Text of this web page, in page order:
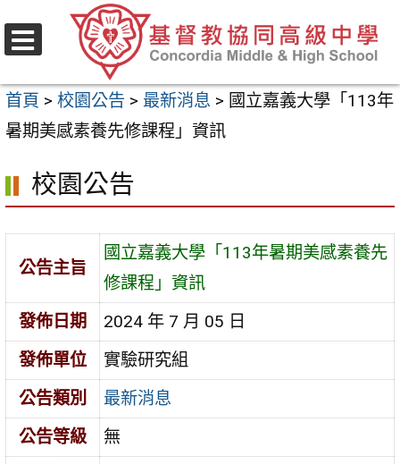
至
要
內
區
首頁 > 校園公告 > 最新消息 > 國立嘉義大學「113年
暑期美感素養先修課程」資訊
校園公告
公告主旨
國立嘉義大學「113年暑期美感素養先
修課程」資訊
發佈日期
2024 年 7 月 05 日
發佈單位
實驗研究組
公告類別
最新消息
公告等級
無
選
單